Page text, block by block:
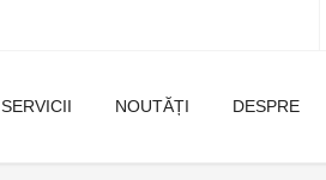
SERVICII NOUTĂȚI DESPRE